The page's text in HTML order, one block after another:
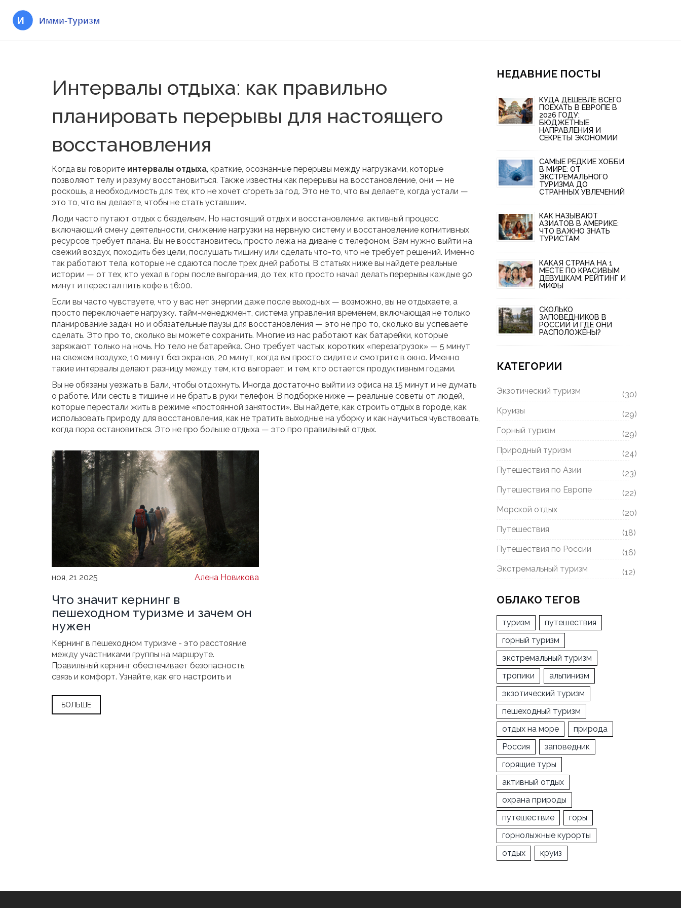
Интервалы отдыха: как правильно
планировать перерывы для настоящего
восстановления
Когда вы говорите интервалы отдыха, краткие, осознанные перерывы между нагрузками, которые
позволяют телу и разуму восстановиться. Также известны как перерывы на восстановление, они — не
роскошь, а необходимость для тех, кто не хочет сгореть за год. Это не то, что вы делаете, когда устали —
это то, что вы делаете, чтобы не стать уставшим.
Люди часто путают отдых с бездельем. Но настоящий отдых и восстановление, активный процесс,
включающий смену деятельности, снижение нагрузки на нервную систему и восстановление когнитивных
ресурсов требует плана. Вы не восстановитесь, просто лежа на диване с телефоном. Вам нужно выйти на
свежий воздух, походить без цели, послушать тишину или сделать что-то, что не требует решений. Именно
так работают тела, которые не сдаются после трех дней работы. В статьях ниже вы найдете реальные
истории — от тех, кто уехал в горы после выгорания, до тех, кто просто начал делать перерывы каждые 90
минут и перестал пить кофе в 16:00.
Если вы часто чувствуете, что у вас нет энергии даже после выходных — возможно, вы не отдыхаете, а
просто переключаете нагрузку. тайм-менеджмент, система управления временем, включающая не только
планирование задач, но и обязательные паузы для восстановления — это не про то, сколько вы успеваете
сделать. Это про то, сколько вы можете сохранить. Многие из нас работают как батарейки, которые
заряжают только на ночь. Но тело не батарейка. Оно требует частых, коротких «перезагрузок» — 5 минут
на свежем воздухе, 10 минут без экранов, 20 минут, когда вы просто сидите и смотрите в окно. Именно
такие интервалы делают разницу между тем, кто выгорает, и тем, кто остается продуктивным годами.
Вы не обязаны уезжать в Бали, чтобы отдохнуть. Иногда достаточно выйти из офиса на 15 минут и не думать
о работе. Или сесть в тишине и не брать в руки телефон. В подборке ниже — реальные советы от людей,
которые перестали жить в режиме «постоянной занятости». Вы найдете, как строить отдых в городе, как
использовать природу для восстановления, как не тратить выходные на уборку и как научиться чувствовать,
когда пора остановиться. Это не про больше отдыха — это про правильный отдых.
ноя, 21 2025 Алена Новикова
Что значит кернинг в
пешеходном туризме и зачем он
нужен
Кернинг в пешеходном туризме - это расстояние
между участниками группы на маршруте.
Правильный кернинг обеспечивает безопасность,
связь и комфорт. Узнайте, как его настроить и
БОЛЬШЕ
НЕДАВНИЕ ПОСТЫ
КУДА ДЕШЕВЛЕ ВСЕГО
ПОЕХАТЬ В ЕВРОПЕ В
2026 ГОДУ:
БЮДЖЕТНЫЕ
НАПРАВЛЕНИЯ И
СЕКРЕТЫ ЭКОНОМИИ
САМЫЕ РЕДКИЕ ХОББИ
В МИРЕ: ОТ
ЭКСТРЕМАЛЬНОГО
ТУРИЗМА ДО
СТРАННЫХ УВЛЕЧЕНИЙ
КАК НАЗЫВАЮТ
АЗИАТОВ В АМЕРИКЕ:
ЧТО ВАЖНО ЗНАТЬ
ТУРИСТАМ
КАКАЯ СТРАНА НА 1
МЕСТЕ ПО КРАСИВЫМ
ДЕВУШКАМ: РЕЙТИНГ И
МИФЫ
СКОЛЬКО
ЗАПОВЕДНИКОВ В
РОССИИ И ГДЕ ОНИ
РАСПОЛОЖЕНЫ?
КАТЕГОРИИ
Экзотический туризм
(30)
Круизы
(29)
Горный туризм
(29)
Природный туризм
(24)
Путешествия по Азии
(23)
Путешествия по Европе
(22)
Морской отдых
(20)
Путешествия
(18)
Путешествия по России
(16)
Экстремальный туризм
(12)
ОБЛАКО ТЕГОВ
туризм
путешествия
горный туризм
экстремальный туризм
тропики
альпинизм
экзотический туризм
пешеходный туризм
отдых на море
природа
Россия
заповедник
горящие туры
активный отдых
охрана природы
путешествие
горы
горнолыжные курорты
отдых
круиз